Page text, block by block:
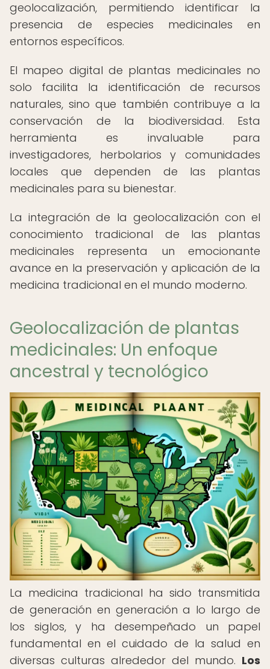
geolocalización, permitiendo identificar la
presencia de especies medicinales en
entornos específicos.
El mapeo digital de plantas medicinales no
solo facilita la identificación de recursos
naturales, sino que también contribuye a la
conservación de la biodiversidad. Esta
herramienta es invaluable para
investigadores, herbolarios y comunidades
locales que dependen de las plantas
medicinales para su bienestar.
La integración de la geolocalización con el
conocimiento tradicional de las plantas
medicinales representa un emocionante
avance en la preservación y aplicación de la
medicina tradicional en el mundo moderno.
Geolocalización de plantas
medicinales: Un enfoque
ancestral y tecnológico
La medicina tradicional ha sido transmitida
de generación en generación a lo largo de
los siglos, y ha desempeñado un papel
fundamental en el cuidado de la salud en
diversas culturas alrededor del mundo. Los